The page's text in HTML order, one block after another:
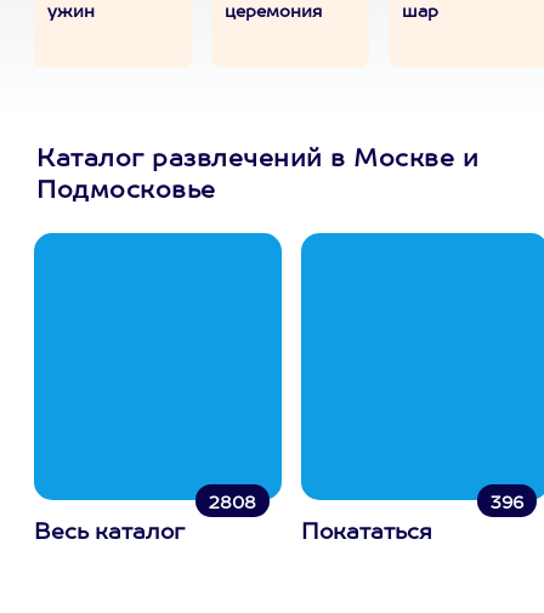
ужин
церемония
шар
Каталог развлечений в Москве и
Подмосковье
2808
Весь каталог
396
Покататься